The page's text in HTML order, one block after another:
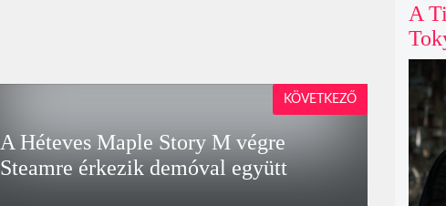
A Héteves Maple Story M végre
Steamre érkezik demóval együtt
KÖVETKEZŐ
A
és